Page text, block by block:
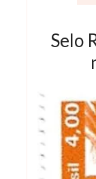
Selo
Selo